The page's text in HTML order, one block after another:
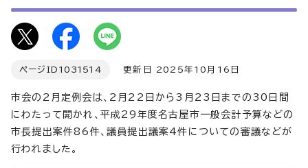
ページID 1031514 更新日 2025年10月16日
市会の2月定例会は、2月22日から3月23日までの30日間
にわたって開かれ、平成29年度名古屋市一般会計予算などの
市長提出案件86件、議員提出議案4件についての審議などが
行われました。